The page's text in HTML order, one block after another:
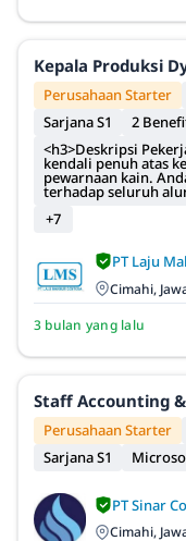
Kepala Produksi
Perusahaan Starter
Sarjana S1
2
<h3>Deskripsi
kendali penuh atas
pewarnaan kain.
terhadap seluruh
+7
PT Laju
Cimahi,
3 bulan yang lalu
Staff Accounting
Perusahaan Starter
Sarjana S1
PT Sinar
Cimahi,